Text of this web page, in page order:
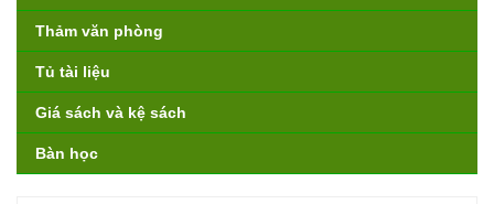
Thảm văn phòng
Tủ tài liệu
Giá sách và kệ sách
Bàn học